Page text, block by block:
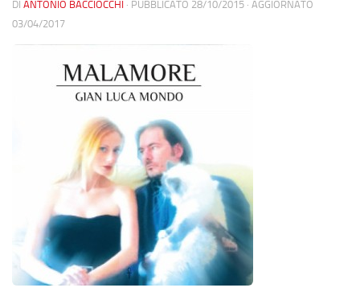
DI ANTONIO BACCIOCCHI · PUBBLICATO 28/10/2015 · AGGIORNATO
03/04/2017